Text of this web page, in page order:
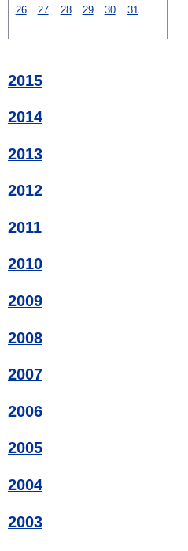
26
27 28 29 30 31
2015
2014
2013
2012
2011
2010
2009
2008
2007
2006
2005
2004
2003